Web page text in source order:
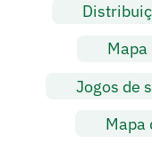
Jogos de
Mapa